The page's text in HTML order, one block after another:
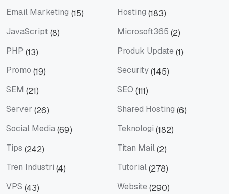
Email Marketing (15) Hosting (183)
JavaScript(8) Microsoft365 (2)
PHP (13) Produk Update (1)
Promo (19) Security(145)
SEM (21) SEO (111)
Server (26) Shared Hosting (6)
Social Media(69) Teknologi (182)
Tips (242) Titan Mail(2)
Tren Industri (4) Tutorial(278)
VPS (43) Website (290)